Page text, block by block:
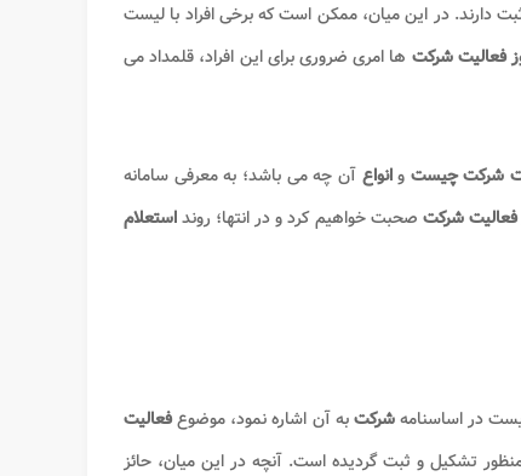
دارند. در این میان، ممکن است که برخی افراد با لیست
فعالیت شرکت ها امری ضروری برای این افراد، قلمداد می
شرکت چیست و انواعآن چه می باشد؛ به معرفی سامانه
فعالیت شرکت صحبت خواهیم کرد و در انتها؛ رونداستعلام
شرکتبه آن اشاره نمود، موضوعفعالیت
تشکیل و ثبت گردیده است. آنچه در این میان، حائز